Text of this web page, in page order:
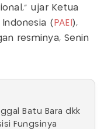
ujar Ketua
Indonesia ( PAEI ),
resminya, Senin
Batu Bara dkk
Fungsinya